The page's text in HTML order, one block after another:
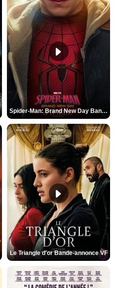
Spider-Man: Brand New Day Bande-annonce VO STFR
Le Triangle d'or Bande-annonce VF